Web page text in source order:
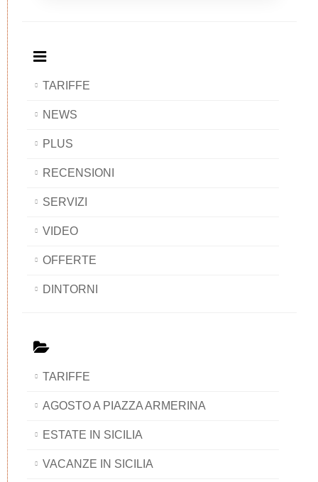
TARIFFE
NEWS
PLUS
RECENSIONI
SERVIZI
VIDEO
OFFERTE
DINTORNI
TARIFFE
AGOSTO A PIAZZA ARMERINA
ESTATE IN SICILIA
VACANZE IN SICILIA